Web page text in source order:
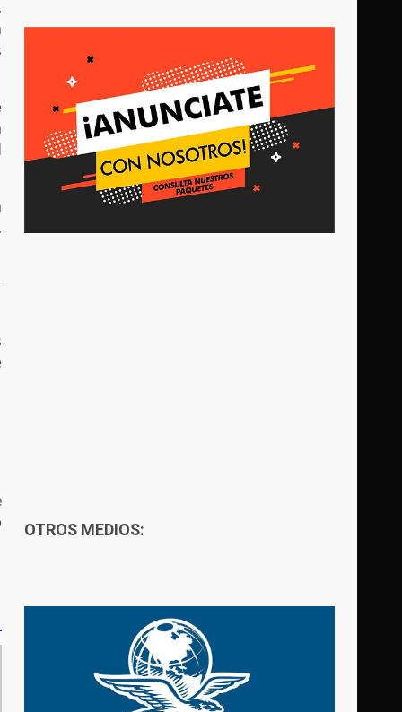
OTROS MEDIOS: